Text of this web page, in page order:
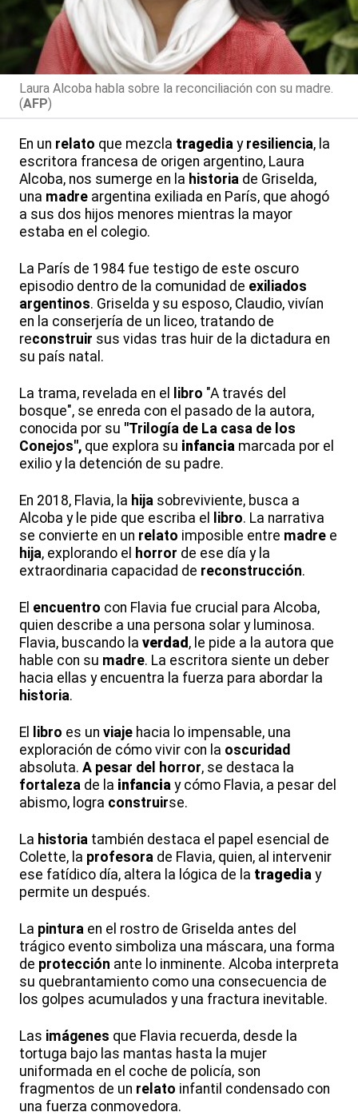
Laura Alcoba habla sobre la reconciliación con su madre.
(AFP)
En un relato que mezcla tragedia y resiliencia, la
escritora francesa de origen argentino, Laura
Alcoba, nos sumerge en la historia de Griselda,
una madre argentina exiliada en París, que ahogó
a sus dos hijos menores mientras la mayor
estaba en el colegio.
La París de 1984 fue testigo de este oscuro
episodio dentro de la comunidad de exiliados
argentinos. Griselda y su esposo, Claudio, vivían
en la conserjería de un liceo, tratando de
reconstruir sus vidas tras huir de la dictadura en
su país natal.
La trama, revelada en el libro "A través del
bosque", se enreda con el pasado de la autora,
conocida por su "Trilogía de La casa de los
Conejos", que explora su infancia marcada por el
exilio y la detención de su padre.
En 2018, Flavia, la hija sobreviviente, busca a
Alcoba y le pide que escriba el
libro. La narrativa
se convierte en un relato imposible entre madre e
hija, explorando el horror de ese día y la
extraordinaria capacidad de reconstrucción.
El encuentro con Flavia fue crucial para Alcoba,
quien describe a una persona solar y luminosa.
Flavia, buscando la verdad , le pide a la autora que
hable con su madre. La escritora siente un deber
hacia ellas y encuentra la fuerza para abordar la
historia.
El libro es un viaje hacia lo impensable, una
exploración de cómo vivir con la oscuridad
absoluta. A pesar del horror, se destaca la
fortaleza de la infancia y cómo Flavia, a pesar del
abismo, logra construirse.
La historia también destaca el papel esencial de
Colette, la profesora de Flavia, quien, al intervenir
ese fatídico día, altera la lógica de la tragedia y
permite un después.
La pintura en el rostro de Griselda antes del
trágico evento simboliza una máscara, una forma
de protección ante lo inminente. Alcoba interpreta
su quebrantamiento como una consecuencia de
los golpes acumulados y una fractura inevitable.
Las imágenes que Flavia recuerda, desde la
tortuga bajo las mantas hasta la mujer
uniformada en el coche de policía, son
fragmentos de un relato infantil condensado con
una fuerza conmovedora.